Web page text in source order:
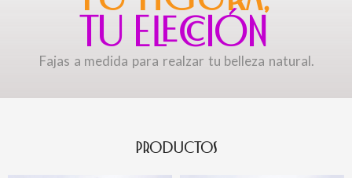
TU ELECCIÓN
Fajas a medida para realzar tu belleza natural.
PRODUCTOS